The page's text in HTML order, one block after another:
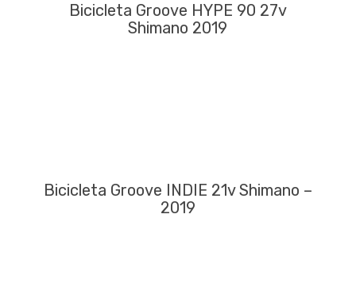
Bicicleta Groove HYPE 90 27v
Shimano 2019
Bicicleta Groove INDIE 21v Shimano –
2019